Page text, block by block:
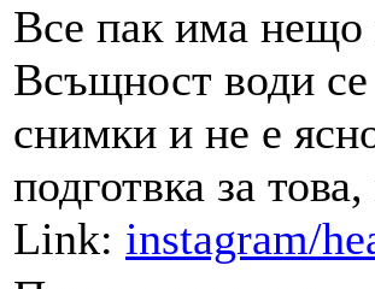
Все пак има нещо
Всъщност води
снимки и не е
подготвка за
Link: instagram/